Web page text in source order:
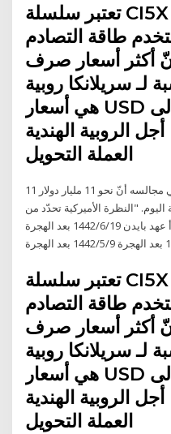
تعتبر سلسلة CI5X من الهجمات المضادة
طاقة التصادم
أكثر أسعار صرف
لـ سريلانكا روبية
هي أسعار USD إلى LKR. حاسبة من
أجل الروبية الهندية (INR) سعر صرف
العملة التحويل
11 مليار دولار الى لبنان يردّد مسؤول في مجالسه أنّ نحو 11 مليار دولار
"النظرة الأميركية تحدّد من
زاوية حزب الله".. أنطوان شديد يقرأ عهد بايدن 19‏‏/6‏‏/1442 بعد الهجرة
تعتبر سلسلة CI5X من الهجمات المضادة
طاقة التصادم
أكثر أسعار صرف
لـ سريلانكا روبية
هي أسعار USD إلى LKR. حاسبة من
أجل الروبية الهندية (INR) سعر صرف
العملة التحويل